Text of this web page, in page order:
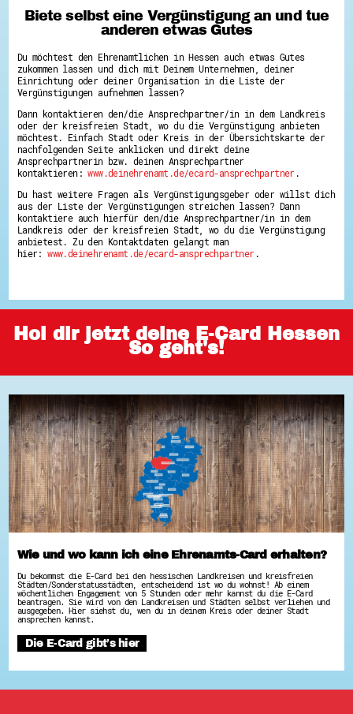
Biete selbst eine Vergünstigung an und tue
anderen etwas Gutes
Du möchtest den Ehrenamtlichen in Hessen auch etwas Gutes
zukommen lassen und dich mit Deinem Unternehmen, deiner
Einrichtung oder deiner Organisation in die Liste der
Vergünstigungen aufnehmen lassen?
Dann kontaktieren den/die Ansprechpartner/in in dem Landkreis
oder der kreisfreien Stadt, wo du die Vergünstigung anbieten
möchtest. Einfach Stadt oder Kreis in der Übersichtskarte der
nachfolgenden Seite anklicken und direkt deine
Ansprechpartnerin bzw. deinen Ansprechpartner
kontaktieren:www.deinehrenamt.de/ecard-ansprechpartner .
Du hast weitere Fragen als Vergünstigungsgeber oder willst dich
aus der Liste der Vergünstigungen streichen lassen? Dann
kontaktiere auch hierfür den/die Ansprechpartner/in in dem
Landkreis oder der kreisfreien Stadt, wo du die Vergünstigung
anbietest. Zu den Kontaktdaten gelangt man
hier:www.deinehrenamt.de/ecard-ansprechpartner .
Hol dir jetzt deine E-Card Hessen
So geht's!
Wie und wo kann ich eine Ehrenamts-Card erhalten?
Du bekommst die E-Card bei den hessischen Landkreisen und kreisfreien
Städten/Sonderstatusstädten, entscheidend ist wo du wohnst! Ab einem
wöchentlichen Engagement von 5 Stunden oder mehr kannst du die E-Card
beantragen. Sie wird von den Landkreisen und Städten selbst verliehen und
ausgegeben. Hier siehst du, wen du in deinem Kreis oder deiner Stadt
ansprechen kannst.
Die E-Card gibt’s hier